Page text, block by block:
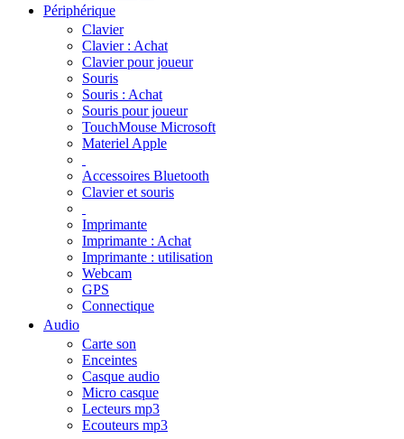
Périphérique
Clavier
Clavier : Achat
Clavier pour joueur
Souris
Souris : Achat
Souris pour joueur
TouchMouse Microsoft
Materiel Apple
Accessoires Bluetooth
Clavier et souris
Imprimante
Imprimante : Achat
Imprimante : utilisation
Webcam
GPS
Connectique
Audio
Carte son
Enceintes
Casque audio
Micro casque
Lecteurs mp3
Ecouteurs mp3